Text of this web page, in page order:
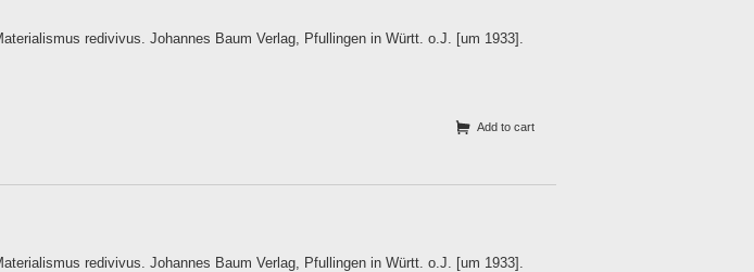
redivivus. Johannes Baum Verlag, Pfullingen in Württ. o.J. [um 1933].
Add to cart
redivivus. Johannes Baum Verlag, Pfullingen in Württ. o.J. [um 1933].